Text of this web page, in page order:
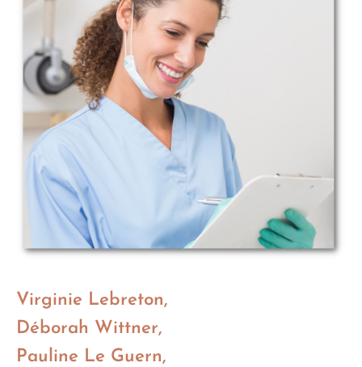
Virginie Lebreton,
Déborah Wittner,
Pauline Le Guern,